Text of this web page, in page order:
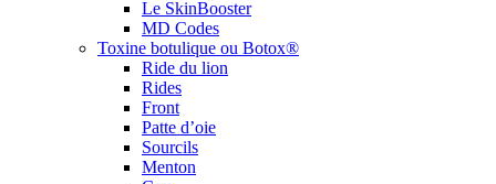
Le SkinBooster
MD Codes
Toxine botulique ou Botox®
Ride du lion
Rides
Front
Patte d’oie
Sourcils
Menton